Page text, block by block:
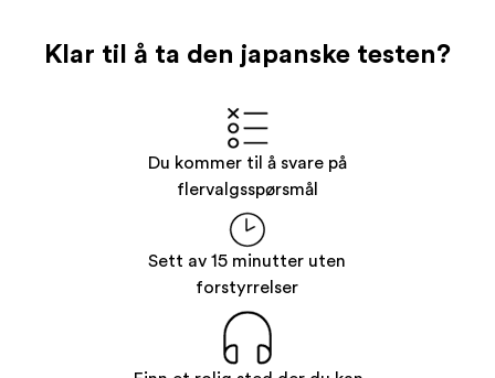
Klar til å ta den japanske testen?
Du kommer til å svare på
flervalgsspørsmål
Sett av 15 minutter uten
forstyrrelser